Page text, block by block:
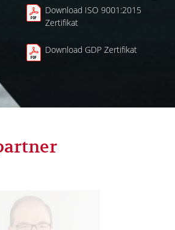
Download ISO 9001:2015
Zertifikat
Download GDP Zertifikat